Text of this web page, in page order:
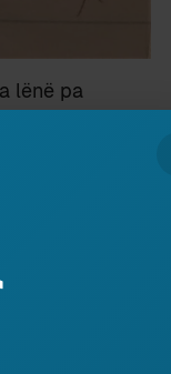
lënë pa